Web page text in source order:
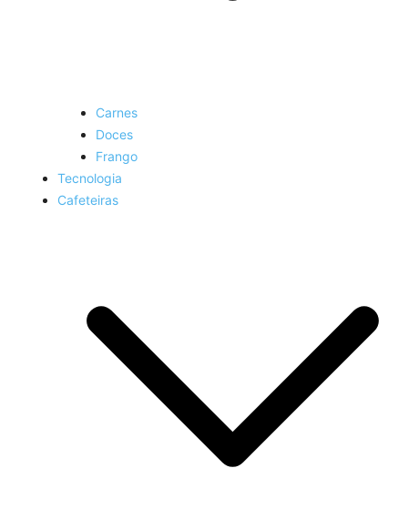
Carnes
Doces
Frango
Tecnologia
Cafeteiras